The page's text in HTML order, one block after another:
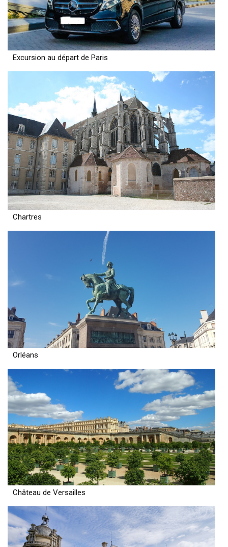
Excursion au départ de Paris
Chartres
Orléans
Château de Versailles